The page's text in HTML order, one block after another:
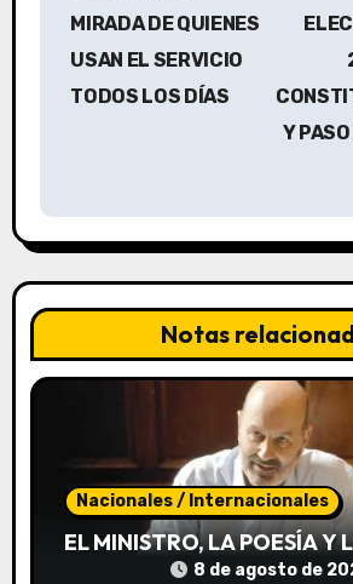
i
ó
d
MIRADA DE QUIENES
USAN EL SERVICIO
TODOS LOS DÍAS
Y
Notas
Nacionales / Internacionales
EL MINISTRO, LA POESÍA Y
8 de agosto de